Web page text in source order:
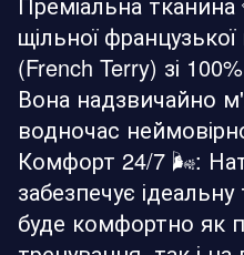
щільної
(French Terry) зі
Вона надзвичайно
водночас
Комфорт 24/7 🌬️:
забезпечує
буде комфортно як